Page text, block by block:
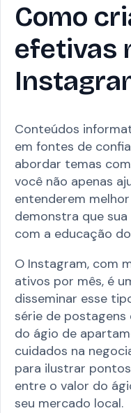
Como
efetivas
Conteúdos
em fontes de
abordar temas
você não apenas
entenderem
demonstra que
com a educação
O Instagram, com
ativos por mês, é
disseminar esse
série de
do ágio de
cuidados na
para ilustrar
entre o valor do
seu mercado local.